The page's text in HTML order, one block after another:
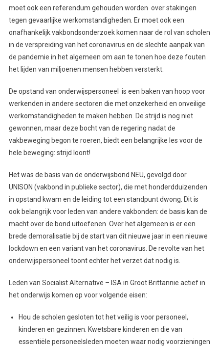
moet ook een referendum gehouden worden over stakingen
tegen gevaarlijke werkomstandigheden. Er moet ook een
onafhankelijk vakbondsonderzoek komen naar de rol van scholen
in de verspreiding van het coronavirus en de slechte aanpak van
de pandemie in het algemeen om aan te tonen hoe deze fouten
het lijden van miljoenen mensen hebben versterkt.
De opstand van onderwijspersoneel is een baken van hoop voor
werkenden in andere sectoren die met onzekerheid en onveilige
werkomstandigheden te maken hebben. De strijd is nog niet
gewonnen, maar deze bocht van de regering nadat de
vakbeweging begon te roeren, biedt een belangrijke les voor de
hele beweging: strijd loont!
Het was de basis van de onderwijsbond NEU, gevolgd door
UNISON (vakbond in publieke sector), die met honderdduizenden
in opstand kwam en de leiding tot een standpunt dwong. Dit is
ook belangrijk voor leden van andere vakbonden: de basis kan de
macht over de bond uitoefenen. Over het algemeen is er een
brede demoralisatie bij de start van dit nieuwe jaar in een nieuwe
lockdown en een variant van het coronavirus. De revolte van het
onderwijspersoneel toont echter het verzet dat nodig is.
Leden van Socialist Alternative – ISA in Groot Brittannie actief in
het onderwijs komen op voor volgende eisen:
Hou de scholen gesloten tot het veilig is voor personeel,
kinderen en gezinnen. Kwetsbare kinderen en die van
essentiële personeelsleden moeten waar nodig voorzieningen